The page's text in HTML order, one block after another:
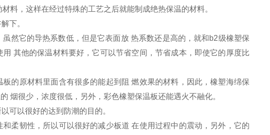
料，这样在经过特殊的工艺之后就能制成绝热保温的材料。
下。
然它的导热系数低，但是它表面放 热系数还是高的，就和b2级橡塑保
其他的保温材料要好，它可以节省空间，节省成本，即使它的厚度比
的原材料里面含有很多的能起到阻 燃效果的材料，因此，橡塑海绵保
烟很少，浓度很低，另外，彩色橡塑保温板还能遇火不融化。
可以很好的达到防潮的目的。
柔韧性，所以可以很好的减少板道 在使用过程中的震动，另外，它的